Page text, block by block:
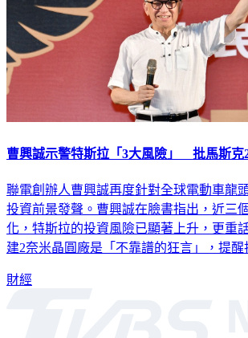
曹興誠示警特斯拉「3大風險」 批馬斯克
聯電創辦人曹興誠再度針對全球電動車龍頭
投資前景發聲。曹興誠在臉書指出，近三
化，特斯拉的投資風險已顯著上升，更重
建2奈米晶圓廠是「不靠譜的狂言」，提醒
財經